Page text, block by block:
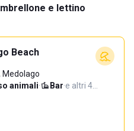
e lettino
Beach
Medolago
animali· Bar·e altri 4…